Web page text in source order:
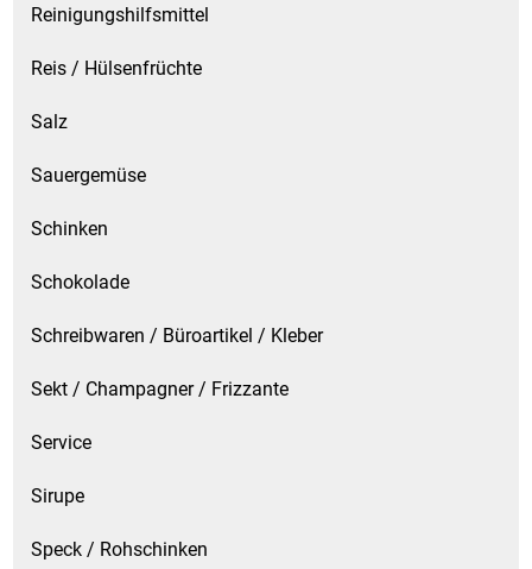
Reinigungshilfsmittel
Reis / Hülsenfrüchte
Salz
Sauergemüse
Schinken
Schokolade
Schreibwaren / Büroartikel / Kleber
Sekt / Champagner / Frizzante
Service
Sirupe
Speck / Rohschinken